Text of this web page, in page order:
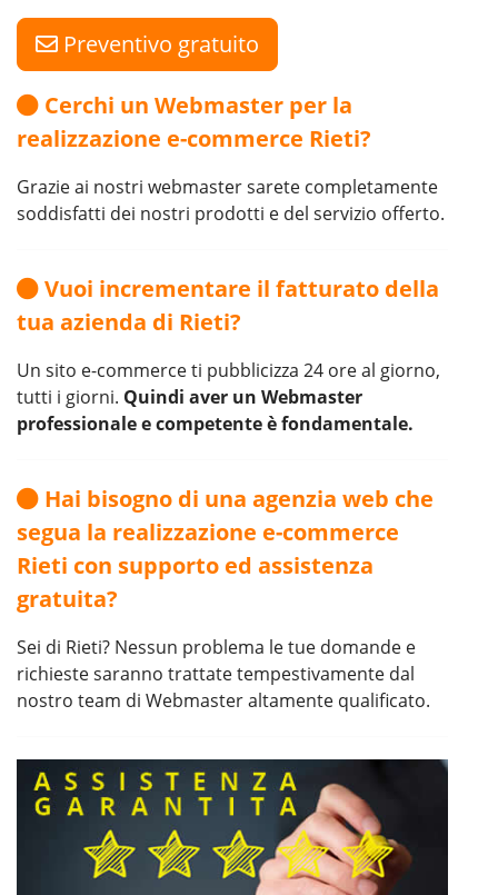
Preventivo gratuito
Cerchi un Webmaster per la
realizzazione e-commerce Rieti?
Grazie ai nostri webmaster sarete completamente
soddisfatti dei nostri prodotti e del servizio offerto.
Vuoi incrementare il fatturato della
tua azienda di Rieti?
Un sito e-commerce ti pubblicizza 24 ore al giorno,
tutti i giorni. Quindi aver un Webmaster
professionale e competente è fondamentale.
Hai bisogno di una agenzia web che
segua la realizzazione e-commerce
Rieti con supporto ed assistenza
gratuita?
Sei di Rieti? Nessun problema le tue domande e
richieste saranno trattate tempestivamente dal
nostro team di Webmaster altamente qualificato.